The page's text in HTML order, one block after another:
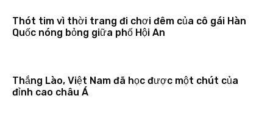
Thót tim vì thời trang đi chơi đêm của cô gái Hàn
Quốc nóng bỏng giữa phố Hội An
Thắng Lào, Việt Nam đã học được một chút của
đỉnh cao châu Á